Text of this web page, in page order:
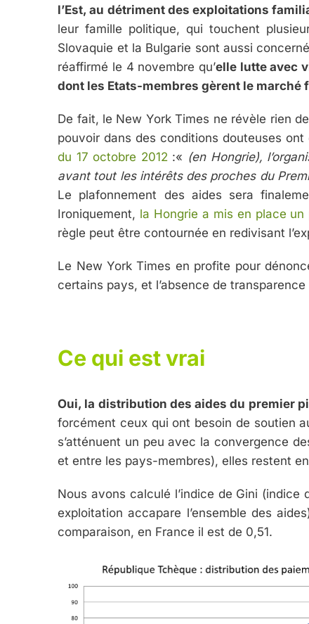
l’Est, au détriment des exploitations
leur famille politique, qui touchent
Slovaquie et la Bulgarie sont aussi
réaffirmé le 4 novembre qu’elle lutte avec
dont les Etats-membres gèrent le marché
De fait, le New York Times ne révèle rien
pouvoir dans des conditions douteuses
du 17 octobre 2012 :« (en Hongrie),
avant tout les intérêts des proches du
Le plafonnement des aides sera
Ironiquement, la Hongrie a mis en place
règle peut être contournée en redivisant
Le New York Times en profite pour
certains pays, et l’absence de
Ce qui est vrai
Oui, la distribution des aides du premier
forcément ceux qui ont besoin de soutien
s’atténuent un peu avec la convergence
et entre les pays-membres), elles restent
Nous avons calculé l’indice de Gini (indice
exploitation accapare l’ensemble des
comparaison, en France il est de 0,51.